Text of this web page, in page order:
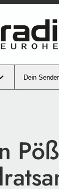
Dein Sender